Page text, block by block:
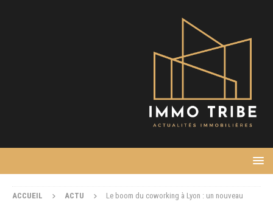
ACCUEIL ACTU
Le boom du coworking à Lyon : un nouveau